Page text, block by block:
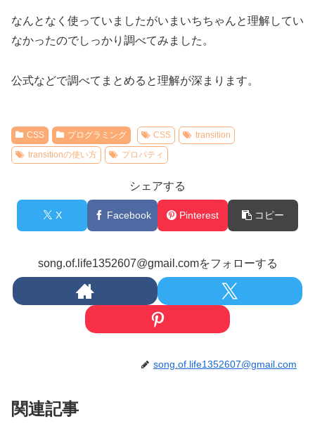
なんとなく使っていましたがいまいちちゃんと理解してい
なかったのでしっかり調べてみました。
公式などで調べてまとめると理解が深まります。
CSS プログラミング CSS
transition
transitionの使い方
プロパティ
シェアする
X Facebook Pinterest コピー
song.of.life1352607@gmail.comをフォローする
song.of.life1352607@gmail.com
関連記事